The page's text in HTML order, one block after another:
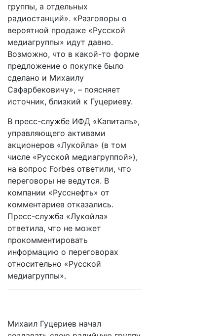
группы, а отдельных
радиостанций». «Разговоры о
вероятной продаже «Русской
медиагруппы» идут давно.
Возможно, что в какой-то форме
предложение о покупке было
сделано и Михаилу
Сафарбековичу», – поясняет
источник, близкий к Гуцериеву.
В пресс-службе ИФД «Капиталъ»,
управляющего активами
акционеров «Лукойла» (в том
числе «Русской медиагруппой»),
на вопрос Forbes ответили, что
переговоры не ведутся. В
компании «Русснефть» от
комментариев отказались.
Пресс-служба «Лукойла»
ответила, что не может
прокомментировать
информацию о переговорах
относительно «Русской
медиагруппы».
Михаил Гуцериев начал